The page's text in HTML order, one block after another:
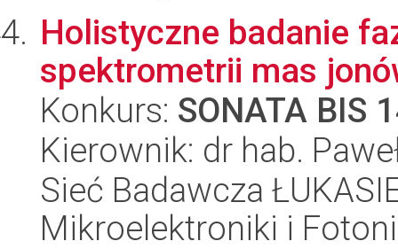
Holistyczne badanie
spektrometrii mas
Konkurs: SONATA BIS
Kierownik: dr hab.
Sieć Badawcza
Mikroelektroniki i